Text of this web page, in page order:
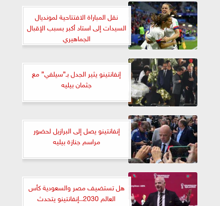
نقل المباراة الافتتاحية لمونديال
السيدات إلى استاد أكبر بسبب الإقبال
الجماهيري
إنفانتينو يثير الجدل بـ”سيلفي” مع
جثمان بيليه
إنفانتينو يصل إلى البرازيل لحضور
مراسم جنازة بيليه
هل تستضيف مصر والسعودية كأس
العالم 2030..إنفانتينو يتحدث